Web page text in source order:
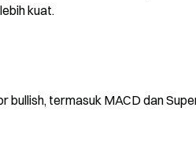
kuat.
bullish, termasuk MACD dan